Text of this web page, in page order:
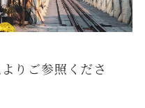
りご参照くださ